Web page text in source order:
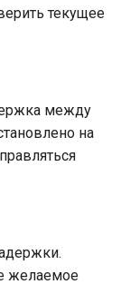
текущее
между
на
желаемое